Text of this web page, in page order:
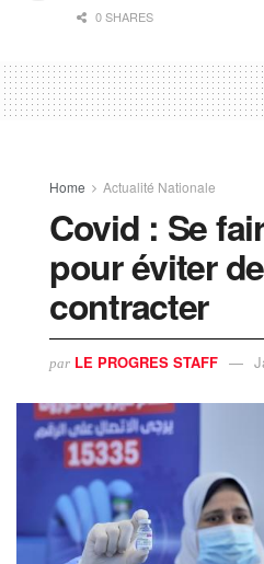
0 SHARES
Home Actualité Nationale
Covid : Se
pour éviter
contracter
par LE PROGRES STAFF